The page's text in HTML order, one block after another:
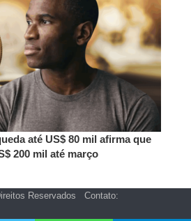
até US$ 80 mil afirma que
200 mil até março
Reservados Contato: